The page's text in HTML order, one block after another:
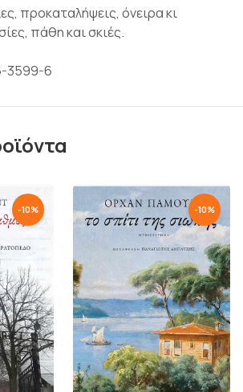
προκαταλήψεις, όνειρα κι
πάθη και σκιές.
3599-6
-10% -10%